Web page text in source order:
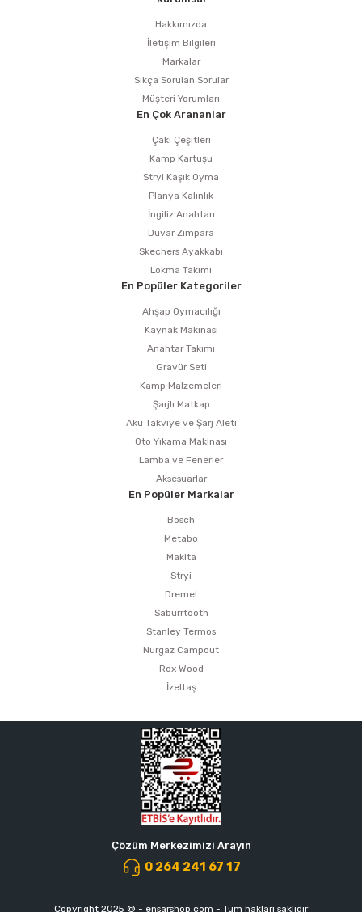
Hakkımızda
İletişim Bilgileri
Markalar
Sıkça Sorulan Sorular
Müşteri Yorumları
En Çok Arananlar
Çakı Çeşitleri
Kamp Kartuşu
Stryi Kaşık Oyma
Planya Kalınlık
İngiliz Anahtarı
Duvar Zımpara
Skechers Ayakkabı
Lokma Takımı
En Popüler Kategoriler
Ahşap Oymacılığı
Kaynak Makinası
Anahtar Takımı
Gravür Seti
Kamp Malzemeleri
Şarjlı Matkap
Akü Takviye ve Şarj Aleti
Oto Yıkama Makinası
Lamba ve Fenerler
Aksesuarlar
En Popüler Markalar
Bosch
Metabo
Makita
Stryi
Dremel
Saburrtooth
Stanley Termos
Nurgaz Campout
Rox Wood
İzeltaş
Çözüm Merkezimizi Arayın
0 264 241 67 17
Copyright 2025 © - ensarshop.com - Tüm hakları saklıdır